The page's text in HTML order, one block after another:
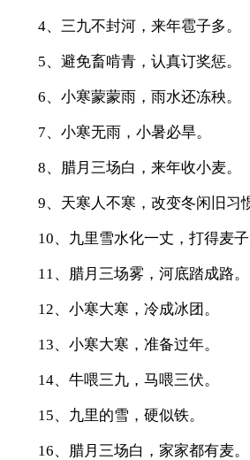
4、三九不封河，来年雹子多。
5、避免畜啃青，认真订奖惩。
6、小寒蒙蒙雨，雨水还冻秧。
7、小寒无雨，小暑必旱。
8、腊月三场白，来年收小麦。
9、天寒人不寒，改变冬闲旧习
10、九里雪水化一丈，打得麦子
11、腊月三场雾，河底踏成路。
12、小寒大寒，冷成冰团。
13、小寒大寒，准备过年。
14、牛喂三九，马喂三伏。
15、九里的雪，硬似铁。
16、腊月三场白，家家都有麦。